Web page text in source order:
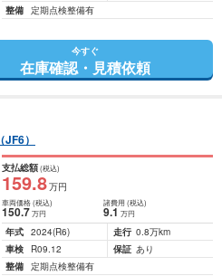
整備 定期点検整備有
今すぐ
在庫確認・見積依頼
（JF6）
支払総額(税込)
159.8万円
車両価格(税込)
150.7万円
諸費用 (税込)
9.1 万円
年式 2024(R6) 走行 0.8万km
車検
R09.12 保証 あり
整備 定期点検整備有